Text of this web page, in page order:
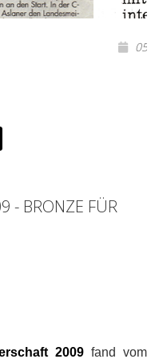
- BRONZE FÜR
2009 fand vom